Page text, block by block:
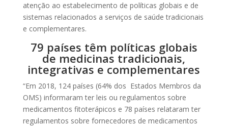
atenção ao estabelecimento de políticas globais e de
sistemas relacionados a serviços de saúde tradicionais
e complementares.
79 países têm políticas globais
de medicinas tradicionais,
integrativas e complementares
“Em 2018, 124 países (64% dos Estados Membros da
OMS) informaram ter leis ou regulamentos sobre
medicamentos fitoterápicos e 78 países relataram ter
regulamentos sobre fornecedores de medicamentos